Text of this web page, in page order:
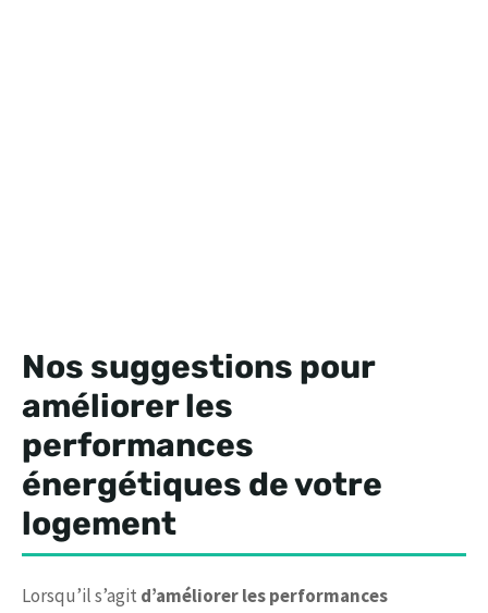
Nos suggestions pour
améliorer les
performances
énergétiques de votre
logement
Lorsqu’il s’agit d’améliorer les performances